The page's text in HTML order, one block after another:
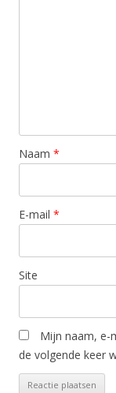
Naam *
E-mail *
Site
Mijn naam, e-
de volgende keer